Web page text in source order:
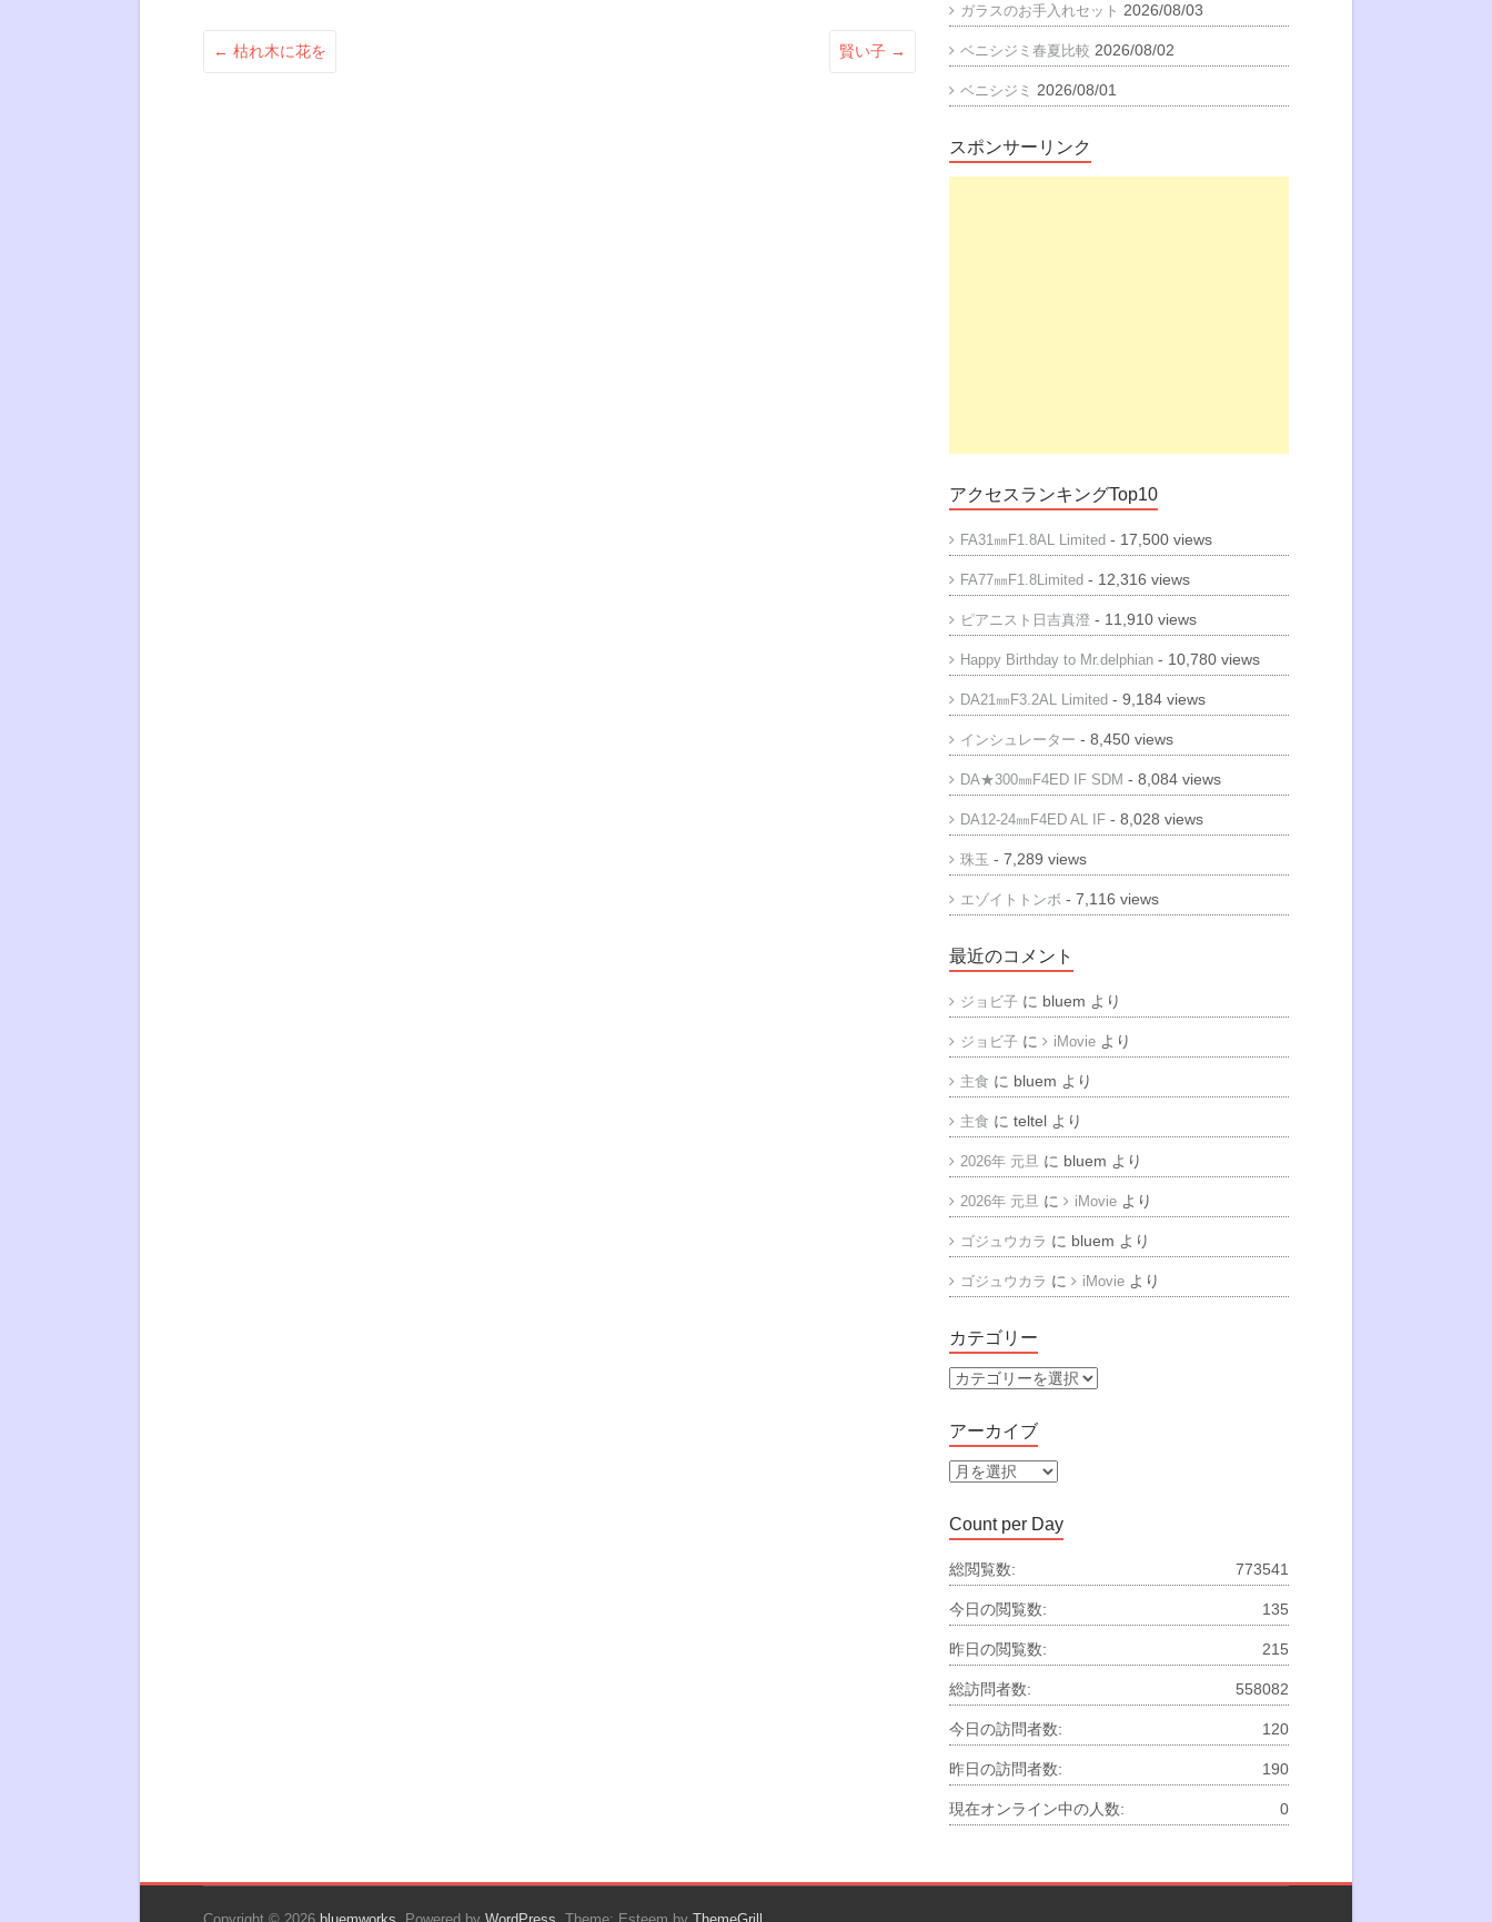
← 枯れ木に花を 賢い子 →
ガラスのお手入れセット 2026/08/03
ベニシジミ春夏比較 2026/08/02
ベニシジミ 2026/08/01
スポンサーリンク
アクセスランキングTop10
FA31㎜F1.8AL Limited - 17,500 views
FA77㎜F1.8Limited - 12,316 views
ピアニスト日吉真澄 - 11,910 views
Happy Birthday to Mr.delphian - 10,780 views
DA21㎜F3.2AL Limited - 9,184 views
インシュレーター - 8,450 views
DA★300㎜F4ED IF SDM - 8,084 views
DA12-24㎜F4ED AL IF - 8,028 views
珠玉 - 7,289 views
エゾイトトンボ - 7,116 views
最近のコメント
ジョビ子 に bluem より
ジョビ子 に iMovie より
主食 に bluem より
主食 にteltel より
2026年 元旦 に bluem より
2026年 元旦 に iMovie より
ゴジュウカラ に bluem より
ゴジュウカラ に iMovie より
カテゴリー
カ
ゴ
リ
ー
アーカイブ
ア
カ
イ
ブ
Count per Day
773541
総閲覧数:
135
今日の閲覧数:
215
昨日の閲覧数:
558082
総訪問者数:
120
今日の訪問者数:
190
昨日の訪問者数:
0
現在オンライン中の人数: